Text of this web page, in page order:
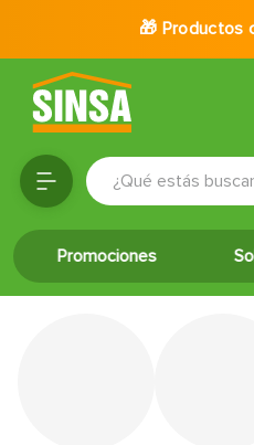
🎁 Productos
¿Qué estás
Promociones